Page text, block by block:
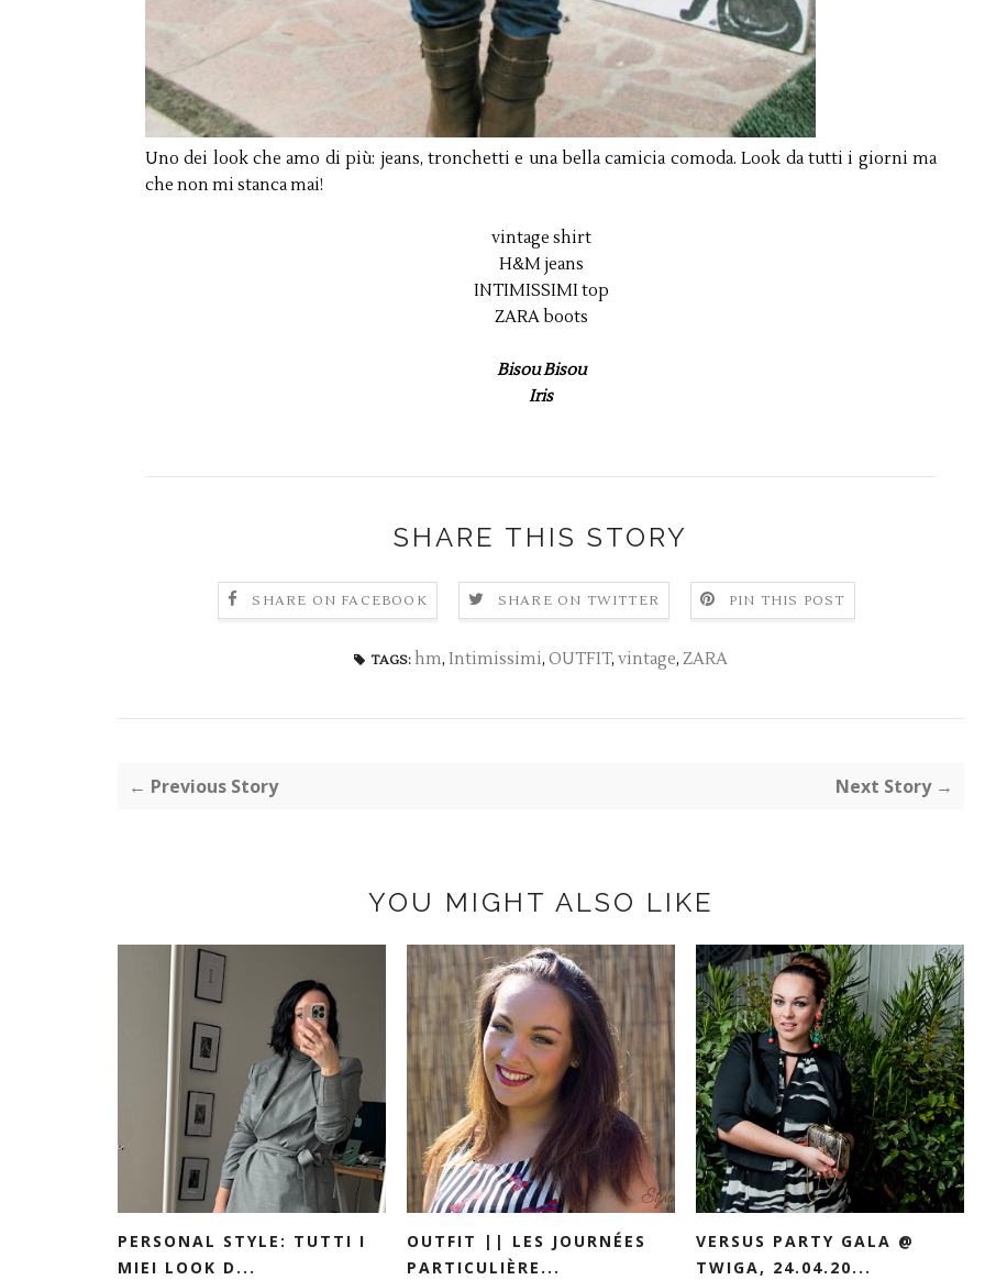
Uno dei look che amo di più: jeans, tronchetti e una bella camicia comoda. Look da tutti i giorni ma
che non mi stanca mai!
vintage shirt
H&M jeans
INTIMISSIMI top
ZARA boots
Bisou Bisou
Iris
SHARE THIS STORY
SHARE ON FACEBOOK SHARE ON TWITTER PIN THIS POST
TAGS: hm, Intimissimi, OUTFIT, vintage, ZARA
← Previous Story Next Story →
YOU MIGHT ALSO LIKE
PERSONAL STYLE: TUTTI I
MIEI LOOK D...
OUTFIT || LES JOURNÉES
PARTICULIÈRE...
VERSUS PARTY GALA @
TWIGA, 24.04.20...